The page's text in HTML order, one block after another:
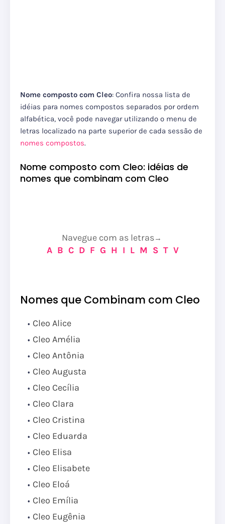
Nome composto com Cleo: Confira nossa lista de
idéias para nomes compostos separados por ordem
alfabética, você pode navegar utilizando o menu de
letras localizado na parte superior de cada sessão de
nomes compostos.
Nome composto com Cleo: idéias de
nomes que combinam com Cleo
Navegue com as letras→
A B C D F G H I L M S T V
Nomes que Combinam com Cleo
Cleo Alice
Cleo Amélia
Cleo Antônia
Cleo Augusta
Cleo Cecília
Cleo Clara
Cleo Cristina
Cleo Eduarda
Cleo Elisa
Cleo Elisabete
Cleo Eloá
Cleo Emília
Cleo Eugênia